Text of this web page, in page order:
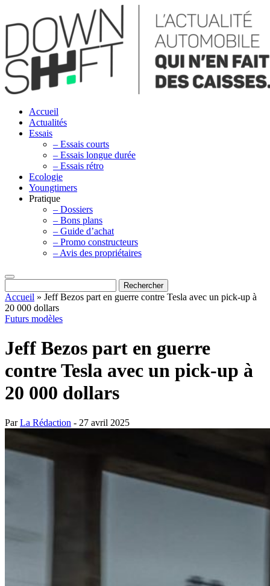
Accueil
Actualités
Essais
– Essais courts
– Essais longue durée
– Essais rétro
Ecologie
Youngtimers
Pratique
– Dossiers
– Bons plans
– Guide d’achat
– Promo constructeurs
– Avis des propriétaires
Accueil » Jeff Bezos part en guerre contre Tesla avec un pick-up à
20 000 dollars
Futurs modèles
Jeff Bezos part en guerre
contre Tesla avec un pick-up à
20 000 dollars
ParLa Rédaction - 27 avril 2025